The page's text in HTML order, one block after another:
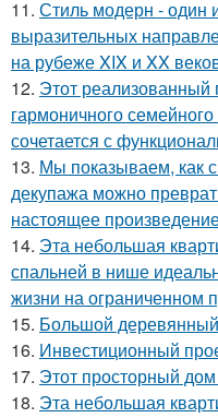
11. Стиль модерн - один
выразительных
на рубеже XIX и XX
12. Этот
гармоничного
сочетается с
13. Мы показываем, как
декупажа можно
настоящее
14. Эта небольшая
спальней в нише
жизни на ограниченном
15. Большой
16. Инвестиционный
17. Этот просторный
18. Эта небольшая